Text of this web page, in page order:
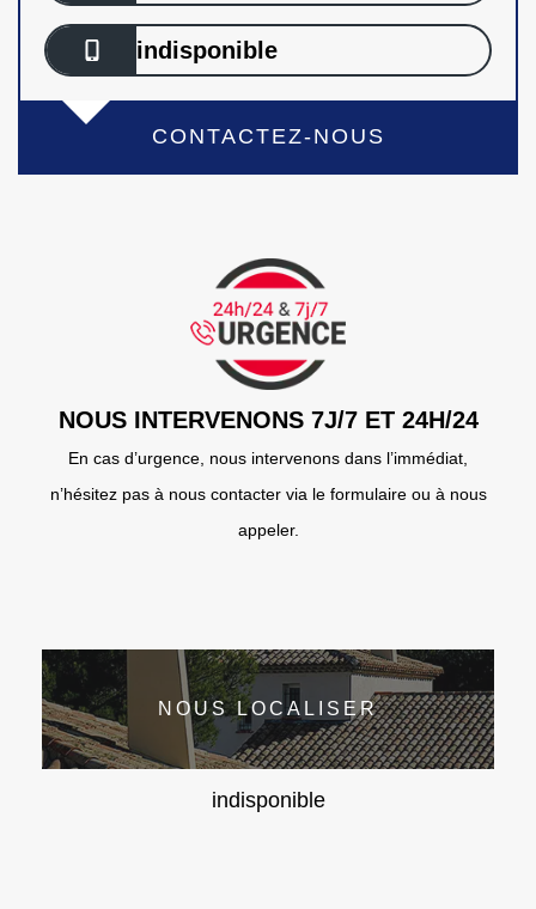
indisponible
CONTACTEZ-NOUS
NOUS INTERVENONS 7J/7 ET 24H/24
En cas d’urgence, nous intervenons dans l’immédiat,
n’hésitez pas à nous contacter via le formulaire ou à nous
appeler.
NOUS LOCALISER
indisponible